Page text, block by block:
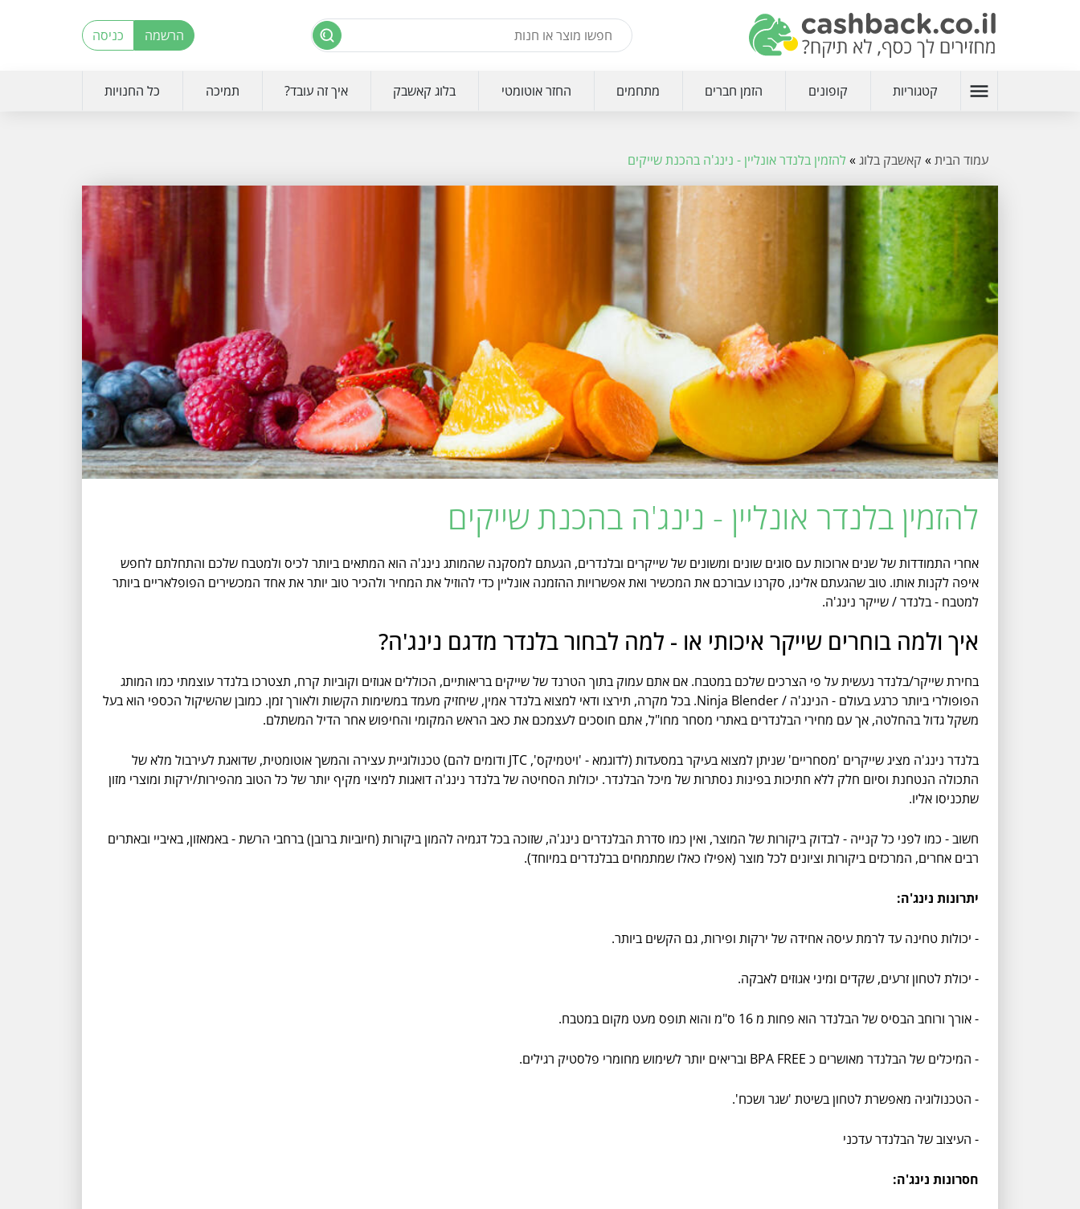
הרשמה כניסה
menu קטגוריות קופונים הזמן חברים מתחמים החזר אוטומטי בלוג קאשבק איך זה עובד? תמיכה כל החנויות
עמוד הבית» קאשבק בלוג» להזמין בלנדר אונליין - נינג'ה בהכנת שייקים
להזמין בלנדר אונליין - נינג'ה בהכנת שייקים
אחרי התמודדות של שנים ארוכות עם סוגים שונים ומשונים של שייקרים ובלנדרים, הגעתם למסקנה שהמותג נינג'ה הוא המתאים ביותר לכיס ולמטבח שלכם והתחלתם לחפש
איפה לקנות אותו. טוב שהגעתם אלינו, סקרנו עבורכם את המכשיר ואת אפשרויות ההזמנה אונליין כדי להוזיל את המחיר ולהכיר טוב יותר את אחד המכשירים הפופלאריים ביותר
למטבח - בלנדר / שייקר נינג'ה.
איך ולמה בוחרים שייקר איכותי או - למה לבחור בלנדר מדגם נינג'ה?
בחירת שייקר/בלנדר נעשית על פי הצרכים שלכם במטבח. אם אתם עמוק בתוך הטרנד של שייקים בריאותיים, הכוללים אגוזים וקוביות קרח, תצטרכו בלנדר עוצמתי כמו המותג
הפופולרי ביותר כרגע בעולם - הנינג'ה / Ninja Blender. בכל מקרה, תירצו ודאי למצוא בלנדר אמין, שיחזיק מעמד במשימות הקשות ולאורך זמן. כמובן שהשיקול הכספי הוא בעל
משקל גדול בהחלטה, אך עם מחירי הבלנדרים באתרי מסחר מחו"ל, אתם חוסכים לעצמכם את כאב הראש המקומי והחיפוש אחר הדיל המשתלם.
בלנדר נינג'ה מציג שייקרים 'מסחריים' שניתן למצוא בעיקר במסעדות (לדוגמא - 'ויטמיקס', JTC ודומים להם) טכנולוגיית עצירה והמשך אוטומטית, שדואגת לעירבול מלא של
התכולה הנטחנת וסיום חלק ללא חתיכות בפינות נסתרות של מיכל הבלנדר. יכולות הסחיטה של בלנדר נינג'ה דואגות למיצוי מקיף יותר של כל הטוב מהפירות/ירקות ומוצרי מזון
שתכניסו אליו.
חשוב - כמו לפני כל קנייה - לבדוק ביקורות של המוצר, ואין כמו סדרת הבלנדרים נינג'ה, שזוכה בכל דגמיה להמון ביקורות (חיוביות ברובן) ברחבי הרשת - באמאזון, באיביי ובאתרים
רבים אחרים, המרכזים ביקורות וציונים לכל מוצר (אפילו כאלו שמתמחים בבלנדרים במיוחד).
יתרונות נינג'ה:
- יכולות טחינה עד לרמת עיסה אחידה של ירקות ופירות, גם הקשים ביותר.
- יכולת לטחון זרעים, שקדים ומיני אגוזים לאבקה.
- אורך ורוחב הבסיס של הבלנדר הוא פחות מ 16 ס"מ והוא תופס מעט מקום במטבח.
- המיכלים של הבלנדר מאושרים כ BPA FREE ובריאים יותר לשימוש מחומרי פלסטיק רגילים.
- הטכנולוגיה מאפשרת לטחון בשיטת 'שגר ושכח'.
- העיצוב של הבלנדר עדכני
חסרונות נינג'ה: